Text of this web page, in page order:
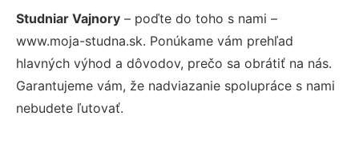
Studniar Vajnory – poďte do toho s nami –
www.moja-studna.sk. Ponúkame vám prehľad
hlavných výhod a dôvodov, prečo sa obrátiť na nás.
Garantujeme vám, že nadviazanie spolupráce s nami
nebudete ľutovať.